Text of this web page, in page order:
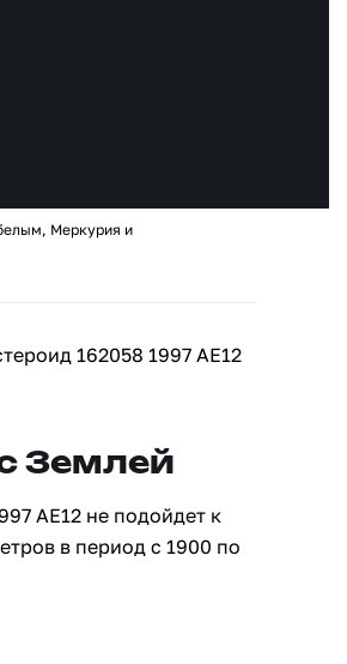
Меркурия и
162058 1997 AE12
Землей
AE12 не подойдет к
в период с 1900 по